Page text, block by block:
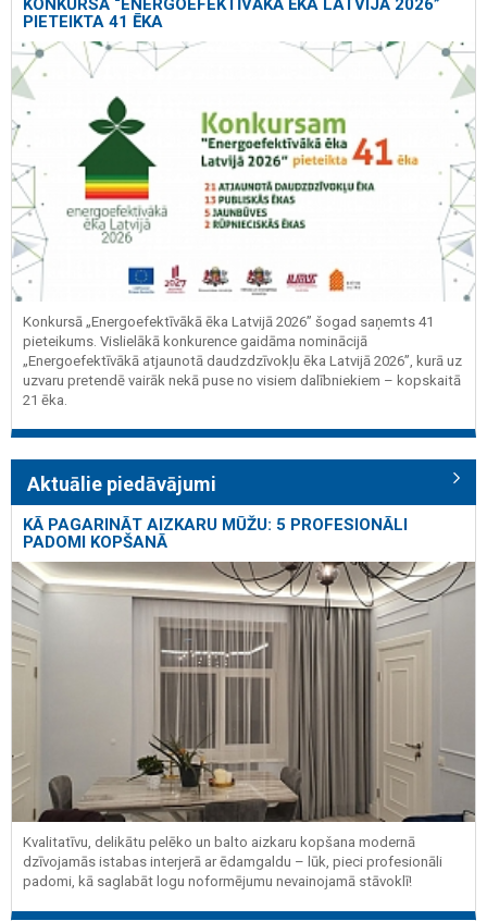
KONKURSĀ “ENERGOEFEKTĪVĀKĀ ĒKA LATVIJĀ 2026”
PIETEIKTA 41 ĒKA
Konkursā „Energoefektīvākā ēka Latvijā 2026” šogad saņemts 41
pieteikums. Vislielākā konkurence gaidāma nominācijā
„Energoefektīvākā atjaunotā daudzdzīvokļu ēka Latvijā 2026”, kurā uz
uzvaru pretendē vairāk nekā puse no visiem dalībniekiem – kopskaitā
21 ēka.
Aktuālie piedāvājumi
KĀ PAGARINĀT AIZKARU MŪŽU: 5 PROFESIONĀLI
PADOMI KOPŠANĀ
Kvalitatīvu, delikātu pelēko un balto aizkaru kopšana modernā
dzīvojamās istabas interjerā ar ēdamgaldu – lūk, pieci profesionāli
padomi, kā saglabāt logu noformējumu nevainojamā stāvoklī!